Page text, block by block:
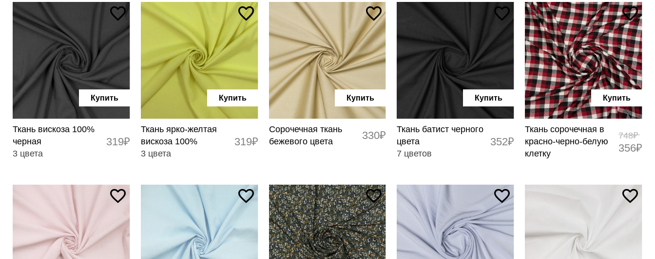
Купить
Ткань вискоза 100%
черная
3 цвета
319₽
Купить
Ткань ярко-желтая
вискоза 100%
3 цвета
319₽
Купить
Сорочечная ткань
бежевого цвета
330₽
Купить
Ткань батист черного
цвета
7 цветов
352₽
Купить
Ткань сорочечная в
красно-черно-белую
клетку
748₽
356₽